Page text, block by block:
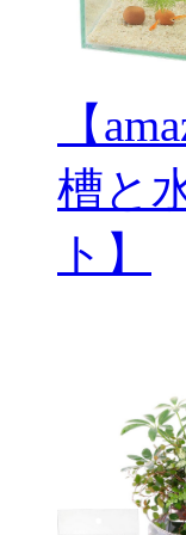
【
槽と
ト】